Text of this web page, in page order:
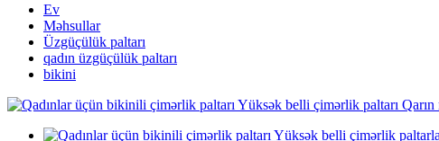
Ev
Məhsullar
Üzgüçülük paltarı
qadın üzgüçülük paltarı
bikini